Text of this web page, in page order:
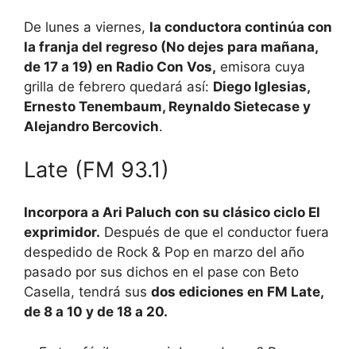
De lunes a viernes, la conductora continúa con
la franja del regreso (No dejes para mañana,
de 17 a 19) en Radio Con Vos, emisora cuya
grilla de febrero quedará así: Diego Iglesias,
Ernesto Tenembaum, Reynaldo Sietecase y
Alejandro Bercovich.
Late (FM 93.1)
Incorpora a Ari Paluch con su clásico ciclo El
exprimidor. Después de que el conductor fuera
despedido de Rock & Pop en marzo del año
pasado por sus dichos en el pase con Beto
Casella, tendrá sus dos ediciones en FM Late,
de 8 a 10 y de 18 a 20.